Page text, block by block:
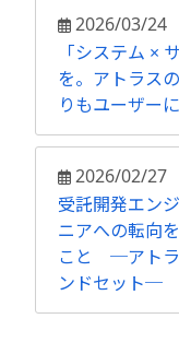
2026/03/24
「システム ×
を。アトラス
りもユーザー
2026/02/27
受託開発エン
ニアへの転向
こと ─アトラ
ンドセット─